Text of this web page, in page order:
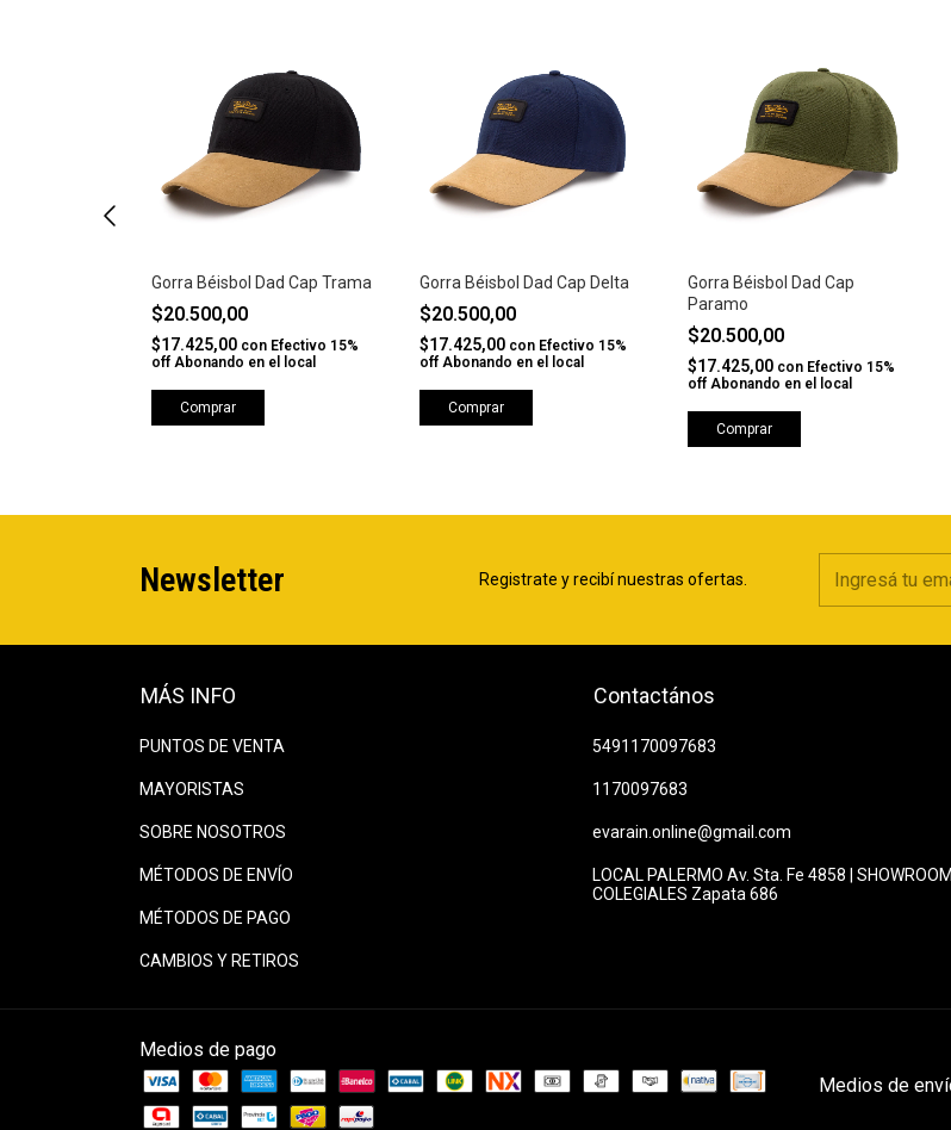
Gorra Béisbol Dad Cap Trama
$20.500,00
$17.425,00 con Efectivo 15%
off Abonando en el local
Comprar
Gorra Béisbol Dad Cap Delta
$20.500,00
$17.425,00 con Efectivo 15%
off Abonando en el local
Comprar
Gorra Béisbol Dad Cap
Paramo
$20.500,00
$17.425,00 con Efectivo 15%
off Abonando en el local
Comprar
Newsletter Registrate y recibí nuestras ofertas.
MÁS INFO
PUNTOS DE VENTA
MAYORISTAS
SOBRE NOSOTROS
MÉTODOS DE ENVÍO
MÉTODOS DE PAGO
CAMBIOS Y RETIROS
Contactános
5491170097683
1170097683
evarain.online@gmail.com
LOCAL PALERMO Av. Sta. Fe 4858 | SHOWROOM
COLEGIALES Zapata 686
Medios de pago
Medios de